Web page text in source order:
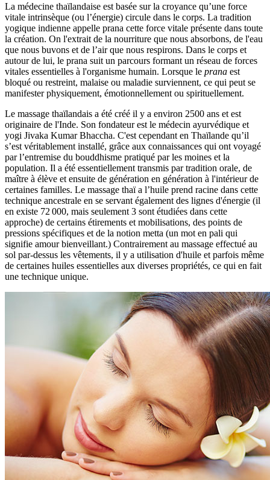
La médecine thaïlandaise est basée sur la croyance qu’une force
vitale intrinsèque (ou l’énergie) circule dans le corps. La tradition
yogique indienne appelle prana cette force vitale présente dans toute
la création. On l'extrait de la nourriture que nous absorbons, de l'eau
que nous buvons et de l’air que nous respirons. Dans le corps et
autour de lui, le prana suit un parcours formant un réseau de forces
vitales essentielles à l'organisme humain. Lorsque le prana est
bloqué ou restreint, malaise ou maladie surviennent, ce qui peut se
manifester physiquement, émotionnellement ou spirituellement.
Le massage thaïlandais a été créé il y a environ 2500 ans et est
originaire de l'Inde. Son fondateur est le médecin ayurvédique et
yogi Jivaka Kumar Bhaccha. C'est cependant en Thaïlande qu’il
s’est véritablement installé, grâce aux connaissances qui ont voyagé
par l’entremise du bouddhisme pratiqué par les moines et la
population. Il a été essentiellement transmis par tradition orale, de
maître à élève et ensuite de génération en génération à l'intérieur de
certaines familles. Le massage thaï a l’huile prend racine dans cette
technique ancestrale en se servant également des lignes d'énergie (il
en existe 72 000, mais seulement 3 sont étudiées dans cette
approche) de certains étirements et mobilisations, des points de
pressions spécifiques et de la notion metta (un mot en pali qui
signifie amour bienveillant.) Contrairement au massage effectué au
sol par-dessus les vêtements, il y a utilisation d'huile et parfois même
de certaines huiles essentielles aux diverses propriétés, ce qui en fait
une technique unique.